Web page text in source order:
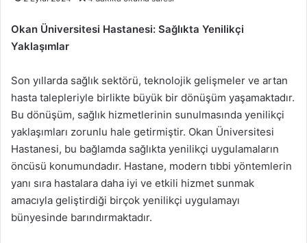
Okan Üniversitesi Hastanesi: Sağlıkta Yenilikçi
Yaklaşımlar
Son yıllarda sağlık sektörü, teknolojik gelişmeler ve artan
hasta talepleriyle birlikte büyük bir dönüşüm yaşamaktadır.
Bu dönüşüm, sağlık hizmetlerinin sunulmasında yenilikçi
yaklaşımları zorunlu hale getirmiştir. Okan Üniversitesi
Hastanesi, bu bağlamda sağlıkta yenilikçi uygulamaların
öncüsü konumundadır. Hastane, modern tıbbi yöntemlerin
yanı sıra hastalara daha iyi ve etkili hizmet sunmak
amacıyla geliştirdiği birçok yenilikçi uygulamayı
bünyesinde barındırmaktadır.